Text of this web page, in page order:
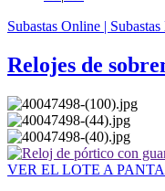
Subastas Online |
Relojes de
VER EL LOTE A